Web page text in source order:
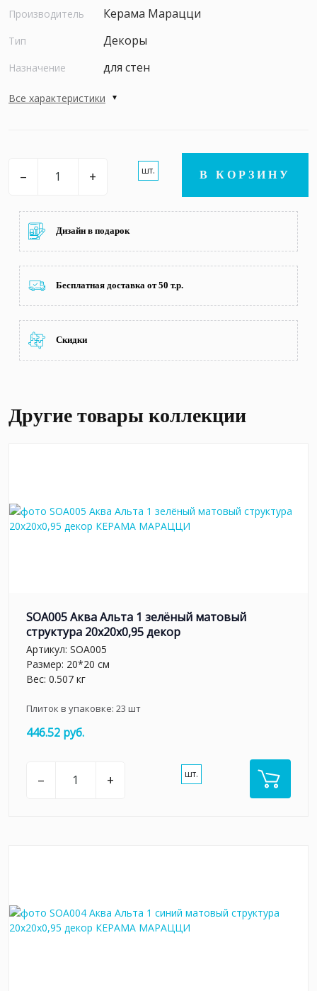
Производитель Керама Марацци
Тип Декоры
Назначение для стен
Все характеристики
– + шт. В КОРЗИНУ
Дизайн в подарок
Бесплатная доставка от 50 т.р.
Скидки
Другие товары коллекции
SOA005 Аква Альта 1 зелёный матовый
структура 20x20x0,95 декор
Артикул: SOA005
Размер: 20*20 см
Вес: 0.507 кг
Плиток в упаковке: 23 шт
446.52 руб.
– + шт.